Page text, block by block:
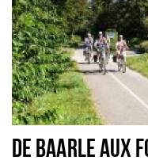
DE BAARLE AUX